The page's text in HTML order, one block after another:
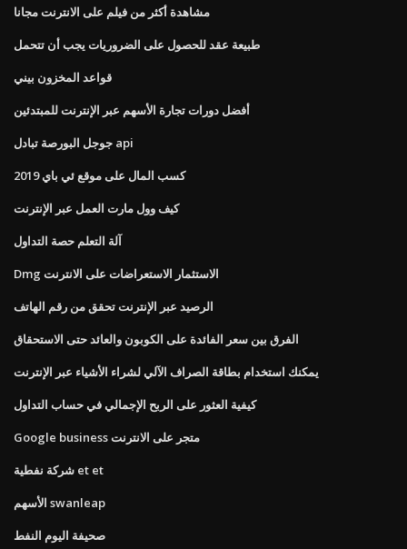
مشاهدة أكثر من فيلم على الانترنت مجانا
طبيعة عقد للحصول على الضروريات يجب أن تتحمل
قواعد المخزون بيني
أفضل دورات تجارة الأسهم عبر الإنترنت للمبتدئين
جوجل البورصة تبادل api
كسب المال على موقع ئي باي 2019
كيف وول مارت العمل عبر الإنترنت
آلة التعلم حصة التداول
Dmg الاستثمار الاستعراضات على الانترنت
الرصيد عبر الإنترنت تحقق من رقم الهاتف
الفرق بين سعر الفائدة على الكوبون والعائد حتى الاستحقاق
يمكنك استخدام بطاقة الصراف الآلي لشراء الأشياء عبر الإنترنت
كيفية العثور على الربح الإجمالي في حساب التداول
Google business متجر على الانترنت
شركة نفطية et et
الأسهم swanleap
صحيفة اليوم النفط